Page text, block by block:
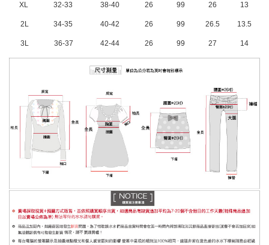
XL 32-33 38-40 26 99 26 13
2L 34-35 40-42 26 99 26.5 13.5
3L 36-37 42-44 26 99 27 14